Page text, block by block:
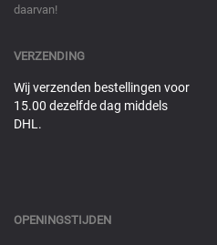
daarvan!
VERZENDING
Wij verzenden bestellingen voor
15.00 dezelfde dag middels
DHL.
OPENINGSTIJDEN